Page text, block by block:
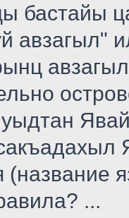
бастайы
авзагыл"
уыдтан
(название
...